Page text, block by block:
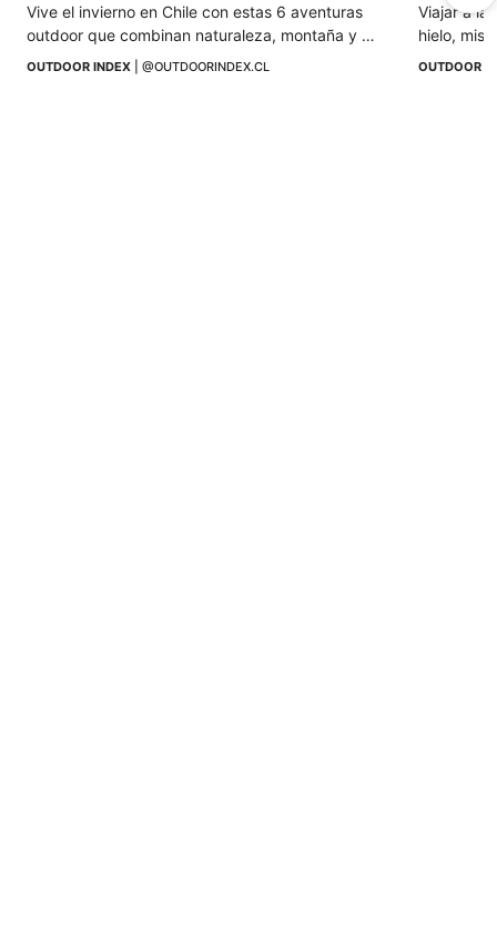
Vive el invierno en Chile con estas 6 aventuras
outdoor que combinan naturaleza, montaña y
adrenalina en los paisajes más impactantes del
OUTDOOR INDEX @OUTDOORINDEX.CL
Viajar a la
hielo,
OUTDOOR